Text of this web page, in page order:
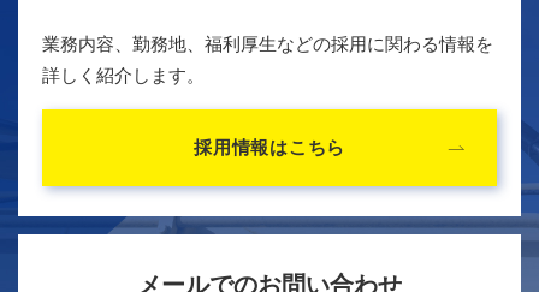
業務内容、勤務地、福利厚生などの採用に関わる情報を
詳しく紹介します。
採用情報はこちら
メールでのお問い合わせ